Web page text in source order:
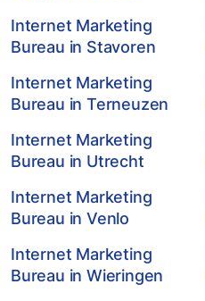
Internet Marketing
Bureau in Stavoren
Internet Marketing
Bureau in Terneuzen
Internet Marketing
Bureau in Utrecht
Internet Marketing
Bureau in Venlo
Internet Marketing
Bureau in Wieringen